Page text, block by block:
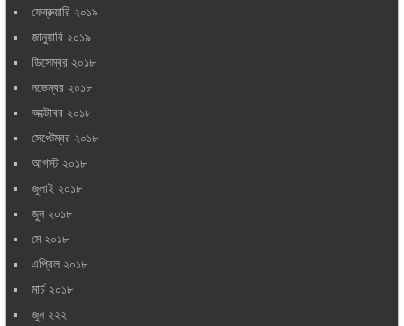
ফেব্রুয়ারি ২০১৯
জানুয়ারি ২০১৯
ডিসেম্বর ২০১৮
নভেম্বর ২০১৮
অক্টোবর ২০১৮
সেপ্টেম্বর ২০১৮
আগস্ট ২০১৮
জুলাই ২০১৮
জুন ২০১৮
মে ২০১৮
এপ্রিল ২০১৮
মার্চ ২০১৮
জুন ২২২